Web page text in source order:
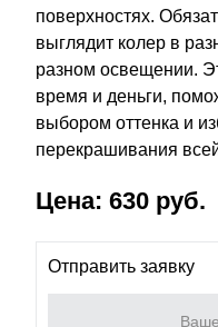
поверхностях.
выглядит колер в
разном освещении.
время и деньги,
выбором оттенка и
перекрашивания
Цена: 630 руб.
Отправить заявку